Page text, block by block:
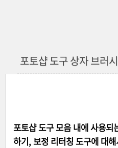
포토샵 도구 상자 브러
포토샵 도구 모음 내에 사용
하기, 보정 리터칭 도구에 대